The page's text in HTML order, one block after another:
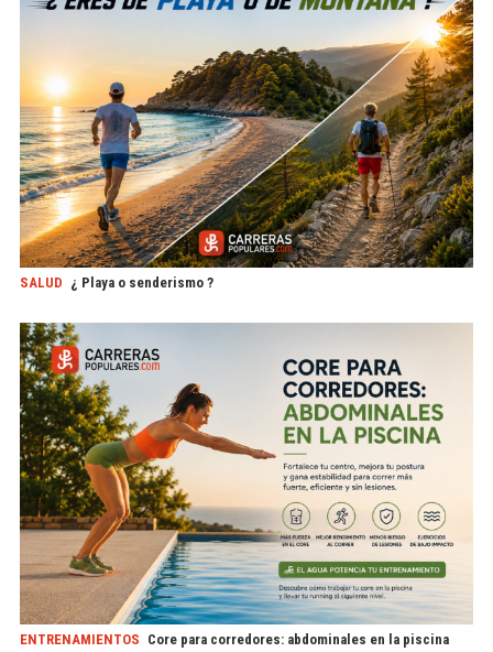
SALUD ¿ Playa o senderismo ?
ENTRENAMIENTOS Core para corredores: abdominales en la piscina